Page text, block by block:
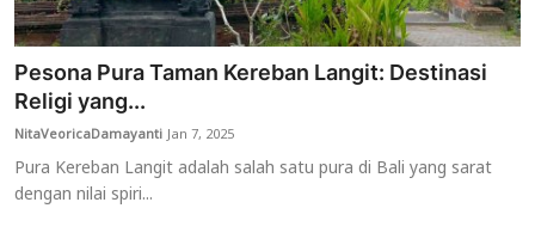
Pesona Pura Taman Kereban Langit: Destinasi
Religi yang...
NitaVeoricaDamayantiJan 7, 2025
Pura Kereban Langit adalah salah satu pura di Bali yang sarat
dengan nilai spiri...